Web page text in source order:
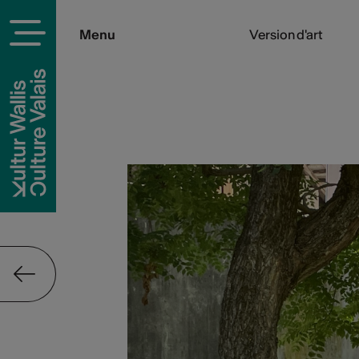
Menu Version d'art